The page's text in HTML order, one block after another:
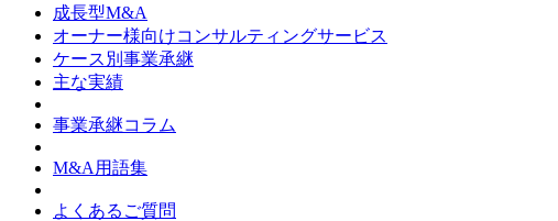
成長型M&A
オーナー様向けコンサルティングサービス
ケース別事業承継
主な実績
事業承継コラム
M&A用語集
よくあるご質問